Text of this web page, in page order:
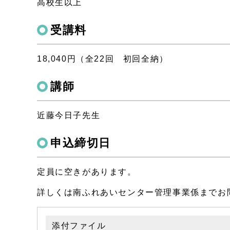
高校生以上
受講料
18,040円（全22回 初回全納）
講師
近藤今日子先生
申込締切日
定員に空きがあります。
詳しくは南ふれあいセンター管理事業係までお
添付ファイル